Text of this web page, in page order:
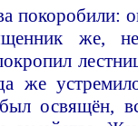
покоробили:
же, не
же
освящён,